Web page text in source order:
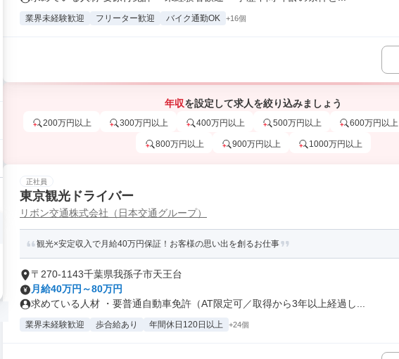
業界未経験歓迎 フリーター歓迎 バイク通勤OK +16個
年収を設定して求人を絞り込みましょう
200万円以上 300万円以上 400万円以上 500万円以上 600万円以上
800万円以上 900万円以上 1000万円以上
正社員
東京観光ドライバー
リボン交通株式会社（日本交通グループ）
観光×安定収入で月給40万円保証！お客様の思い出を創るお仕事
〒270-1143千葉県我孫子市天王台
月給40万円～80万円
求めている人材 ・要普通自動車免許（AT限定可／取得から3年以上経過し...
業界未経験歓迎 歩合給あり 年間休日120日以上 +24個